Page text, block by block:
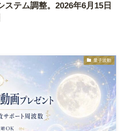
テム調整。2026年6月15日
量子波動